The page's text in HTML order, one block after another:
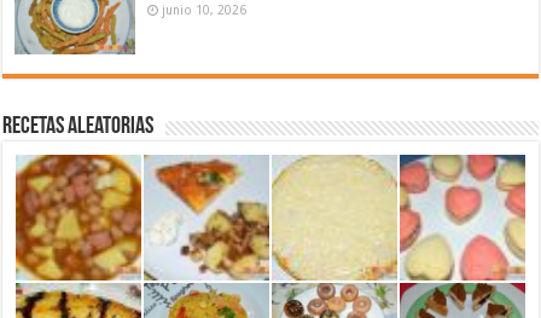
junio 10, 2026
Recetas aleatorias